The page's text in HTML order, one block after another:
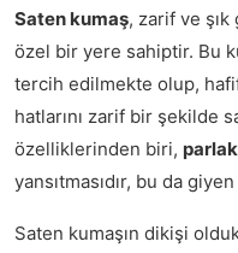
Saten kumaş, zarif ve
özel bir yere sahiptir. Bu
tercih edilmekte olup,
hatlarını zarif bir şekilde
özelliklerinden biri,
yansıtmasıdır, bu da
Saten kumaşın dikişi